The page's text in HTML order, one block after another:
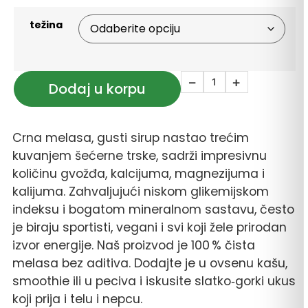
težina
− +
Dodaj u korpu
Crna melasa, gusti sirup nastao trećim
kuvanjem šećerne trske, sadrži impresivnu
količinu gvožđa, kalcijuma, magnezijuma i
kalijuma. Zahvaljujući niskom glikemijskom
indeksu i bogatom mineralnom sastavu, često
je biraju sportisti, vegani i svi koji žele prirodan
izvor energije. Naš proizvod je 100 % čista
melasa bez aditiva. Dodajte je u ovsenu kašu,
smoothie ili u peciva i iskusite slatko‑gorki ukus
koji prija i telu i nepcu.